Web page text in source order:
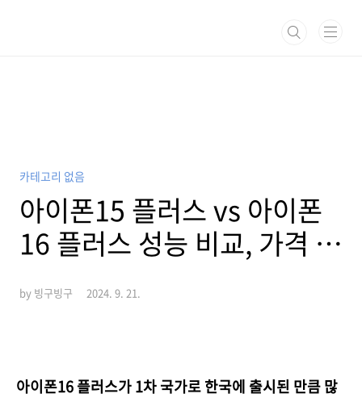
카테고리 없음
아이폰15 플러스 vs 아이폰
16 플러스 성능 비교, 가격 총
by 빙구빙구 2024. 9. 21.
아이폰16 플러스가 1차 국가로 한국에 출시된 만큼 많